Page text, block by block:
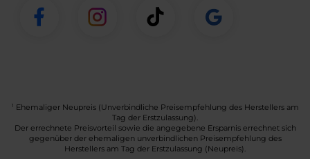
1 Ehemaliger Neupreis (Unverbindliche Preisempfehlung des Herstellers am
Tag der Erstzulassung).
Der errechnete Preisvorteil sowie die angegebene Ersparnis errechnet sich
gegenüber der ehemaligen unverbindlichen Preisempfehlung des
Herstellers am Tag der Erstzulassung (Neupreis).